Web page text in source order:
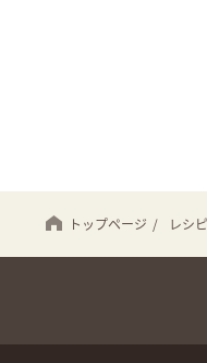
トップページ / レシピ